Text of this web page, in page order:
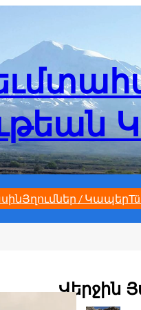
Յղումներ / Կապեր
Վերջին